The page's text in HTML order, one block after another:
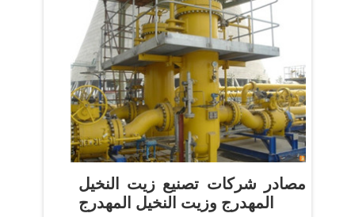
مصادر شركات تصنيع زيت النخيل
المهدرج وزيت النخيل المهدرج